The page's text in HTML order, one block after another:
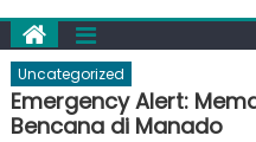
Uncategorized
Emergency Alert:
Bencana di Manado